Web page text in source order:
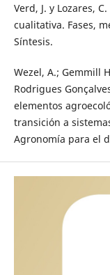
Verd, J. y Lozares,
cualitativa. Fases,
Síntesis.
Wezel, A.; Gemmill
Rodrigues
elementos
transición a
Agronomía para el